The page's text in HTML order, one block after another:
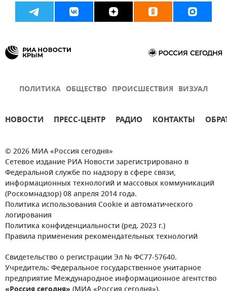
ПОЛИТИКА ОБЩЕСТВО ПРОИСШЕСТВИЯ ВИЗУАЛ
НОВОСТИ ПРЕСС-ЦЕНТР РАДИО КОНТАКТЫ
© 2026 МИА «Россия сегодня»
Сетевое издание РИА Новости зарегистрировано в
Федеральной службе по надзору в сфере связи,
информационных технологий и массовых коммуникаций
(Роскомнадзор) 08 апреля 2014 года.
Политика использования Cookie и автоматического
логирования
Политика конфиденциальности (ред. 2023 г.)
Правила применения рекомендательных технологий
Свидетельство о регистрации Эл № ФС77-57640.
Учредитель: Федеральное государственное унитарное
предприятие Международное информационное агентство